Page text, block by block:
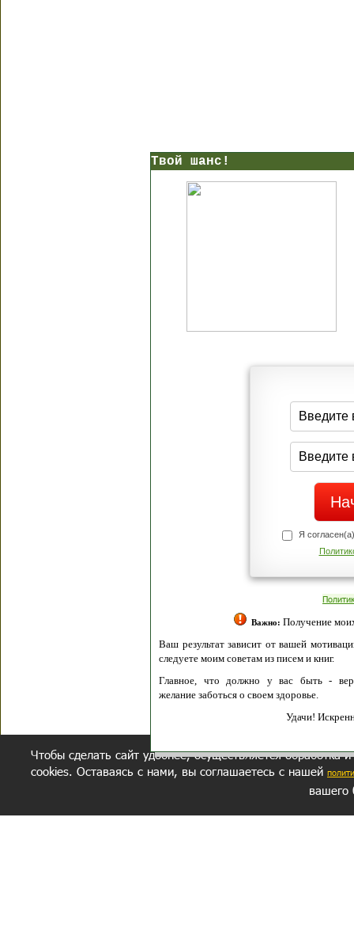
Твой шанс!
Я
Важно: Получение
Ваш результат зависит от вашей
следуете моим советам из писем и книг.
Главное, что должно у вас быть -
желание заботься о своем здоровье.
Удачи!
Чтобы сделать сайт удобнее, осуществляется обработка
cookies. Оставаясь с нами, вы соглашаетесь с нашей
вашего